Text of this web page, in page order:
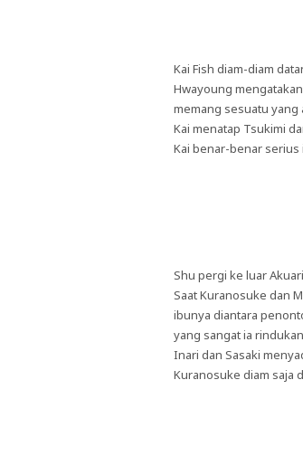
Kai Fish diam-diam
Hwayoung
memang sesuatu yang
Kai menatap Tsukimi
Kai benar-benar serius
Shu pergi ke luar
Saat Kuranosuke dan
ibunya diantara
yang sangat ia
Inari dan Sasaki
Kuranosuke diam saja